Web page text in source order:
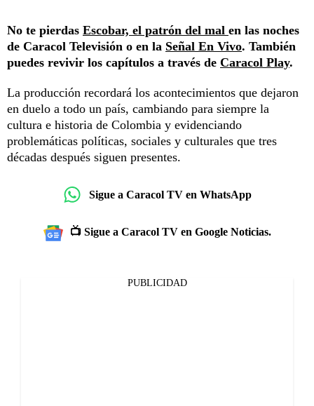
No te pierdas Escobar, el patrón del mal en las noches
de Caracol Televisión o en la Señal En Vivo. También
puedes revivir los capítulos a través de Caracol Play.
La producción recordará los acontecimientos que dejaron
en duelo a todo un país, cambiando para siempre la
cultura e historia de Colombia y evidenciando
problemáticas políticas, sociales y culturales que tres
décadas después siguen presentes.
Sigue a Caracol TV en WhatsApp
📺 Sigue a Caracol TV en Google Noticias.
PUBLICIDAD